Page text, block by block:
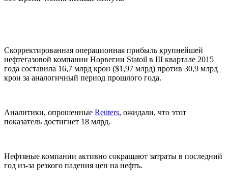
Скорректированная операционная прибыль крупнейшей
нефтегазовой компании Норвегии Statoil в III квартале 2015
года составила 16,7 млрд крон ($1,97 млрд) против 30,9 млрд
крон за аналогичный период прошлого года.
Аналитики, опрошенные Reuters, ожидали, что этот
показатель достигнет 18 млрд.
Нефтяные компании активно сокращают затраты в последний
год из-за резкого падения цен на нефть.